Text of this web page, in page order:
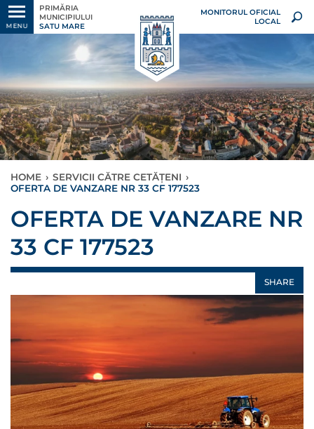
MENU
PRIMĂRIA
MUNICIPIULUI
SATU MARE
MONITORUL OFICIAL
LOCAL
HOME › SERVICII CĂTRE CETĂȚENI ›
OFERTA DE VANZARE NR 33 CF 177523
OFERTA DE VANZARE NR
33 CF 177523
SHARE